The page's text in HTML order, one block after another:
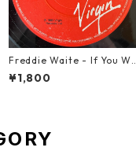
Freddie Waite - If You Wa
nt My Love【7-21943】
¥1,800